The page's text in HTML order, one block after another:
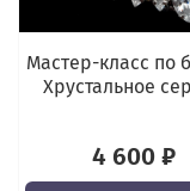
Мастер-класс по
Хрустальное
4 600 ₽